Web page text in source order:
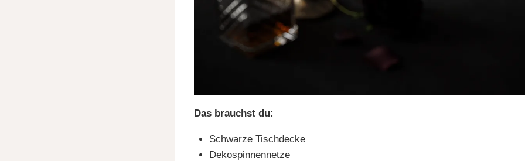
Das brauchst du:
Schwarze Tischdecke
Dekospinnennetze